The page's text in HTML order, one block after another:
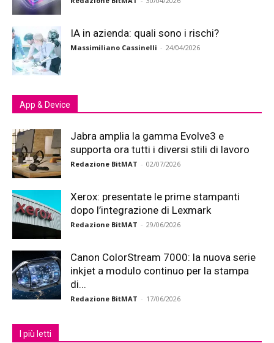
IA in azienda: quali sono i rischi?
Massimiliano Cassinelli - 24/04/2026
App & Device
Jabra amplia la gamma Evolve3 e
supporta ora tutti i diversi stili di lavoro
Redazione BitMAT - 02/07/2026
Xerox: presentate le prime stampanti
dopo l’integrazione di Lexmark
Redazione BitMAT - 29/06/2026
Canon ColorStream 7000: la nuova serie
inkjet a modulo continuo per la stampa
di...
Redazione BitMAT - 17/06/2026
I più letti